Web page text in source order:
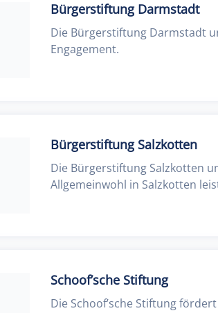
Bürgerstiftung Darmstadt
Die Bürgerstiftung Darmstadt
Engagement.
Bürgerstiftung Salzkotten
Die Bürgerstiftung Salzkotten
Allgemeinwohl in Salzkotten
Schoof’sche Stiftung
Die Schoof’sche Stiftung